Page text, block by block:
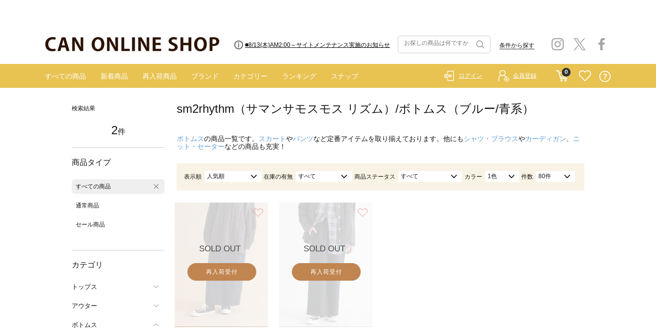
■8/13(木)AM2:00～サイトメンテナンス実施のお知らせ 条件から探す
すべての商品 新着商品 再入荷商品 ブランド カテゴリー ランキング スナップ
0
ログイン 会員登録
検索結果
2件
商品タイプ
すべての商品
通常商品
セール商品
カテゴリ
トップス
アウター
ボトムス
sm2rhythm（サマンサモスモス リズム）/ボトムス（ブルー/青系）
ボトムスの商品一覧です。 スカートやパンツなど定番アイテムを取り揃えております。他にもシャツ・ブラウスやカーディガン
ニ
ット・セーターなどの商品も充実！
表示順 人気順 在庫の有無 すべて 商品ステータス すべて カラー 1色 件数 80件
SOLD OUT
再入荷受付
SOLD OUT
再入荷受付